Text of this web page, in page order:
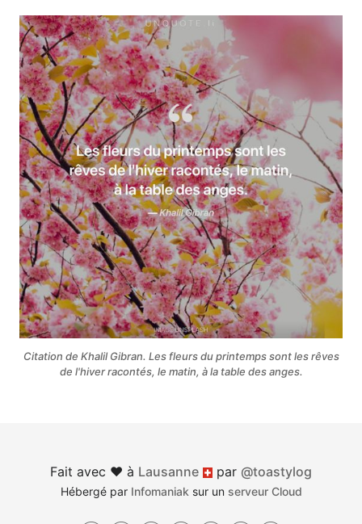
Citation de Khalil Gibran. Les fleurs du printemps sont les rêves
de l'hiver racontés, le matin, à la table des anges.
Fait avec ♥︎ à Lausanne
Suisse par @toastylog
Hébergé par Infomaniak sur un serveur Cloud